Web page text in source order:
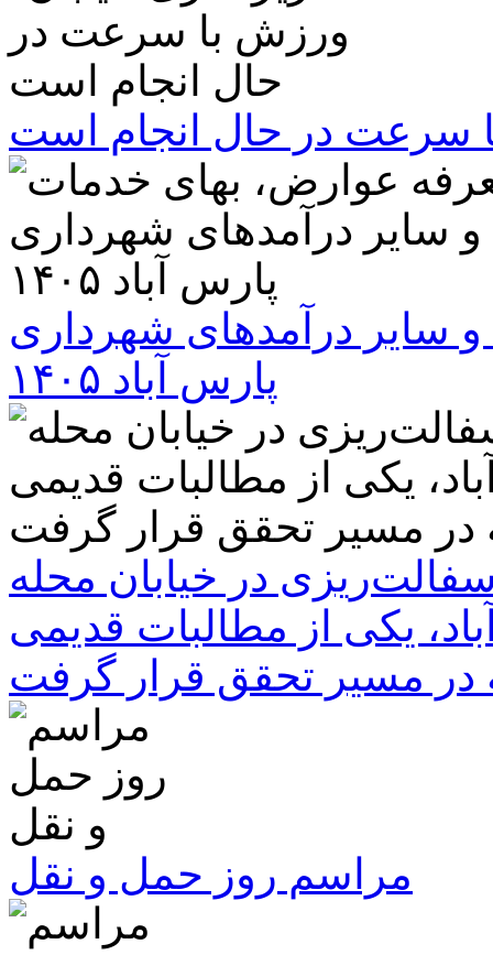
سرعت در حال انجام است
سایر درآمدهای شهرداری
پارس آباد ۱۴۰۵
در خیابان محله
یکی از مطالبات قدیمی
در مسیر تحقق قرار گرفت
مراسم روز حمل و نقل